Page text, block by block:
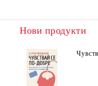
Нови продукти